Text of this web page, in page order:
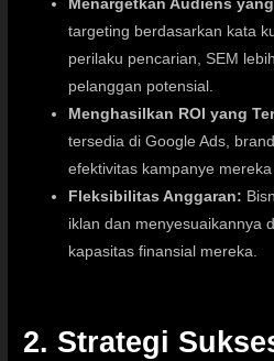
Menargetkan Audiens
targeting berdasarkan kata
perilaku pencarian, SEM
pelanggan potensial.
Menghasilkan ROI yang
tersedia di Google Ads,
efektivitas kampanye
Fleksibilitas Anggaran:
iklan dan menyesuaikannya
kapasitas finansial mereka.
2. Strategi